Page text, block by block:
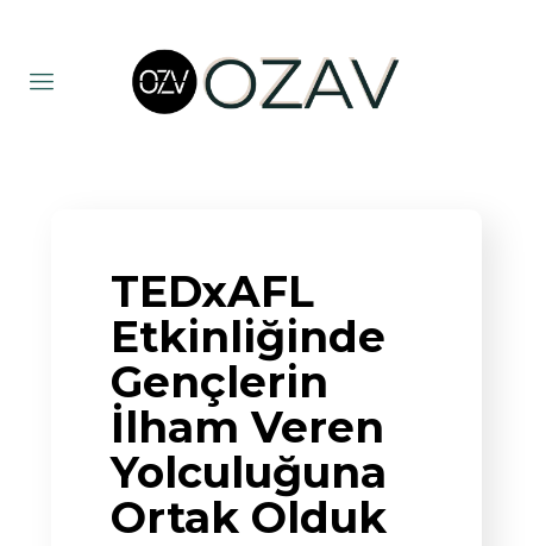
TEDxAFL
Etkinliğinde
Gençlerin
İlham Veren
Yolculuğuna
Ortak Olduk